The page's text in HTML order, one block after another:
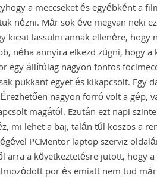
a meccseket és egyébként a
nézni. Már sok éve megvan neki
kicsit lassulni annak ellenére,
néha annyira elkezd zúgni, hogy
egy állítólag nagyon fontos
pukkant egyet és kikapcsolt. Egy
nagyon forró volt a gép,
magától. Ezután ezt napi
mi lehet a baj, talán túl koszos a
PCMentor laptop szerviz
arra a következtetésre jutott, hogy
por és emiatt nem tud